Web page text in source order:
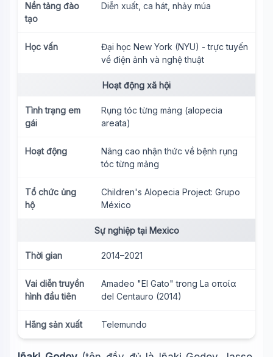
Nền tảng đào
tạo
Diễn xuất, ca hát, nhảy múa
Học vấn
Đại học New York (NYU) - trực tuyến
về điện ảnh và nghệ thuật
Hoạt động xã hội
Tình trạng em
gái
Rụng tóc từng mảng (alopecia
areata)
Hoạt động
Nâng cao nhận thức về bệnh rụng
tóc từng mảng
Tổ chức ủng
hộ
Children's Alopecia Project: Grupo
México
Sự nghiệp tại Mexico
Thời gian 2014–2021
Vai diễn truyền
hình đầu tiên
Amadeo "El Gato" trong La οποία
del Centauro (2014)
Hãng sản xuất Telemundo